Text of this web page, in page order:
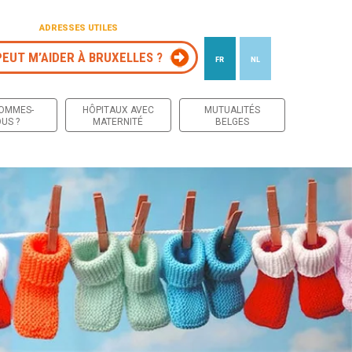
ADRESSES UTILES
M’AIDER À BRUXELLES ? FR NL
?
HÔPITAUX AVEC
MATERNITÉ
MUTUALITÉS
BELGES